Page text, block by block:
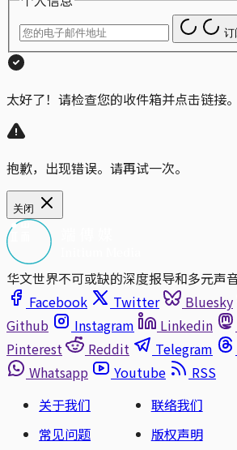
订
太好了！请检查您的收件箱并点击链接。
抱歉，出现错误。请再试一次。
关闭
华文世界不可或缺的深度报导和多元声
Facebook
Twitter Bluesky
Github
Instagram Linkedin
Pinterest
Reddit Telegram
Whatsapp
Youtube
RSS
关于我们
联络我们
常见问题
版权声明